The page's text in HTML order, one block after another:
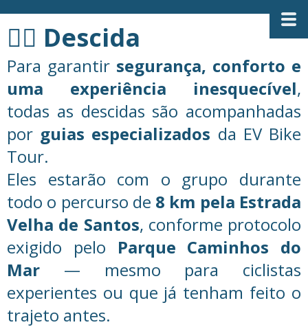
🚴‍♂️ Descida
Para garantir segurança, conforto e
uma experiência inesquecível,
todas as descidas são acompanhadas
por guias especializados da EV Bike
Tour.
Eles estarão com o grupo durante
todo o percurso de 8 km pela Estrada
Velha de Santos, conforme protocolo
exigido pelo Parque Caminhos do
Mar — mesmo para ciclistas
experientes ou que já tenham feito o
trajeto antes.